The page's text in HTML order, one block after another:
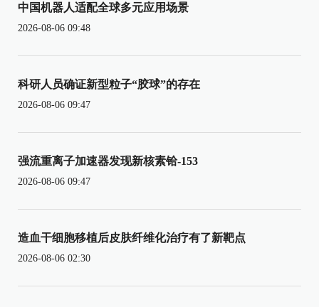
中国机器人适配全球多元应用场景
2026-08-06 09:48
科研人员确证新型粒子“胶球”的存在
2026-08-06 09:47
强流重离子加速器发现新核素铪-153
2026-08-06 09:47
造血干细胞移植后皮肤纤维化治疗有了新靶点
2026-08-06 02:30